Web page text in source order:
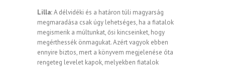
Lilla:A délvidéki és a határon túli magyarság
megmaradása csak úgy lehetséges, ha a fiatalok
megismerik a múltunkat, ősi kincseinket, hogy
megérthessék önmagukat. Azért vagyok ebben
ennyire biztos, mert a könyvem megjelenése óta
rengeteg levelet kapok, melyekben fiatalok